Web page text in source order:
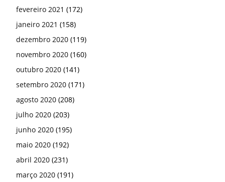
fevereiro 2021 (172)
janeiro 2021 (158)
dezembro 2020 (119)
novembro 2020 (160)
outubro 2020 (141)
setembro 2020 (171)
agosto 2020 (208)
julho 2020 (203)
junho 2020 (195)
maio 2020 (192)
abril 2020 (231)
março 2020 (191)